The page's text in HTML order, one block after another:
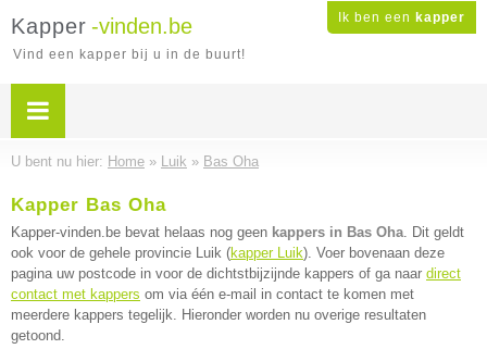
Ik ben een kapper
Kapper -vinden.be
Vind een kapper bij u in de buurt!
U bent nu hier: Home » Luik » Bas Oha
Kapper Bas Oha
Kapper-vinden.be bevat helaas nog geen kappers in Bas Oha. Dit geldt
ook voor de gehele provincie Luik (kapper Luik). Voer bovenaan deze
pagina uw postcode in voor de dichtstbijzijnde kappers of ga naar direct
contact met kappers om via één e-mail in contact te komen met
meerdere kappers tegelijk. Hieronder worden nu overige resultaten
getoond.